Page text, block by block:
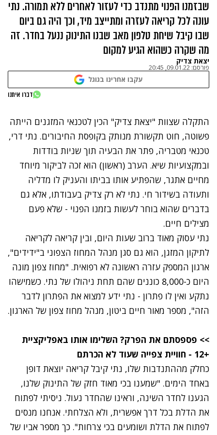
שבזמנו הפנוי מתנדב כדי לעזור לאחרים ללא תמורה. נתי
עונה לכל קריאה לעזרה ומתייצב מיד, וכך היה גם ביום
שבו קיבל שיחת טלפון מאב שבנו התינוק ננעל בחדר. זה
מה שקרה כשהוא הגיע למקום
יצאת צדיק
פורסם: 09.01.22, 20:45
עקבו אחרינו בגוגל
נתקלנו בבעיה
דברו איתנו
התקלה שצוות "יצאת צדיק" הכין לטכנאי המזגנים הייתה
פשוטה, חוט תקשורת מנותק בקופסת החיבורים. נתי דרי,
טכנאי מטבריה, פתר את הבעיה תוך שניות בודדות
ובמקצועיות שיא. הערב (ראשון) הוא זכה לביקור מיוחד
מחיים אתגר, שהפתיע אותו בביתו והעניק לו מדליה
ותעודה בשידור חי. נתי לא רק צדיק בעבודתו, אלא גם
בדברים שהוא בוחר לעשות בזמנו הפנוי - שלא פעם
מצילים חיים.
נתי עסוק מאוד ברוב שעות היום, ובין קריאה לקריאה
לתיקון המזגן, הוא גם סגן מנהל המחוז הצפוני ב"ידידים",
ארגון המספק עזרה ראשונה לא רפואית. "מחוז צפון מונה
היום כ-8,000 כוננים שהם תחת ניהולו של נתי. כשמישהו
נתקע ואין לו פתרון - נתי ידע למצוא את הפתרון לדבר
הזה", מספר מאור חיים ביטון, מנהל מחוז צפון של הארגון.
>> פספסתם את הפרק? השלימו אותו באפליקציית
+12 - חוויית צפייה שעוד לא הכרתם
כחלק מההתנדבות שלו, נתי קיבל קריאה יוצאת דופן
באחד הימים. "שמענו בכי מאוד חזק של התינוק שלנו,
הגענו לחדר השינה, וראינו שהחדר נעול. ניסיתי לפתוח
את הדלת בכל דרך אפשרית, ולא הצלחתי. אנחנו מנסים
לפתוח את הדלת ושומעים בכי צרחות". כך מספר אביו של